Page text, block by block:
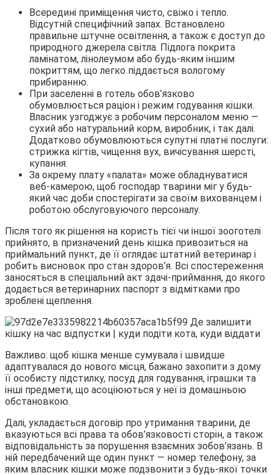
Всередині приміщення чисто, свіжо і тепло.
Відсутній специфічний запах. Встановлено
правильне штучне освітлення, а також є доступ до
природного джерела світла. Підлога покрита
ламінатом, лінолеумом або будь-яким іншим
покриттям, що легко піддається вологому
прибиранню.
При заселенні в готель обов’язково
обумовлюється раціон і режим годування кішки.
Власник узгоджує з робочим персоналом меню —
сухий або натуральний корм, виробник, і так далі.
Додатково обумовлюються супутні платні послуги:
стрижка кігтів, чищення вух, вичісування шерсті,
купання.
За окрему плату «палата» може обладнуватися
веб-камерою, щоб господар тварини міг у будь-
який час доби спостерігати за своїм вихованцем і
роботою обслуговуючого персоналу.
Після того як рішення на користь тієї чи іншої зооготелі
прийнято, в призначений день кішка привозиться на
приймальний пункт, де її оглядає штатний ветеринар і
робить висновок про стан здоров’я. Всі спостереження
заносяться в спеціальний акт здачі-приймання, до якого
додається ветеринарних паспорт з відмітками про
зроблені щеплення.
Важливо: щоб кішка менше сумувала і швидше
адаптувалася до нового місця, бажано захопити з дому
її особисту підстилку, посуд для годування, іграшки та
інші предмети, що асоціюються у неї із домашньою
обстановкою.
Далі, укладається договір про утримання тварини, де
вказуються всі права та обов’язковості сторін, а також
відповідальність за порушення взаємних зобов’язань. В
ній передбачений ще один пункт — номер телефону, за
яким власник кішки може подзвонити з будь-якої точки